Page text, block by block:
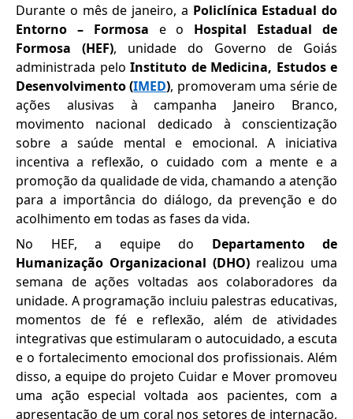
Durante o mês de janeiro, a Policlínica Estadual do
Entorno – Formosa e o Hospital Estadual de
Formosa (HEF), unidade do Governo de Goiás
administrada pelo Instituto de Medicina, Estudos e
Desenvolvimento (IMED), promoveram uma série de
ações alusivas à campanha Janeiro Branco,
movimento nacional dedicado à conscientização
sobre a saúde mental e emocional. A iniciativa
incentiva a reflexão, o cuidado com a mente e a
promoção da qualidade de vida, chamando a atenção
para a importância do diálogo, da prevenção e do
acolhimento em todas as fases da vida.
No HEF, a equipe do Departamento de
Humanização Organizacional (DHO) realizou uma
semana de ações voltadas aos colaboradores da
unidade. A programação incluiu palestras educativas,
momentos de fé e reflexão, além de atividades
integrativas que estimularam o autocuidado, a escuta
e o fortalecimento emocional dos profissionais. Além
disso, a equipe do projeto Cuidar e Mover promoveu
uma ação especial voltada aos pacientes, com a
apresentação de um coral nos setores de internação,